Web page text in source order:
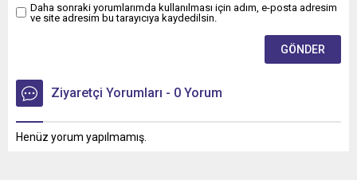
Daha sonraki yorumlarımda kullanılması için adım, e-posta adresim
ve site adresim bu tarayıcıya kaydedilsin.
Ziyaretçi Yorumları - 0 Yorum
Henüz yorum yapılmamış.